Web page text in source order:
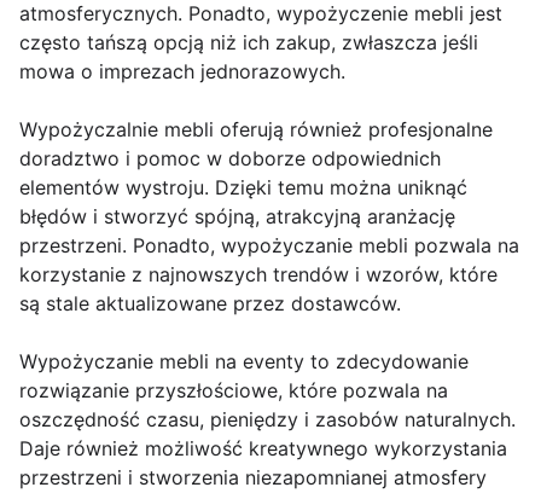
atmosferycznych. Ponadto, wypożyczenie mebli jest
często tańszą opcją niż ich zakup, zwłaszcza jeśli
mowa o imprezach jednorazowych.
Wypożyczalnie mebli oferują również profesjonalne
doradztwo i pomoc w doborze odpowiednich
elementów wystroju. Dzięki temu można uniknąć
błędów i stworzyć spójną, atrakcyjną aranżację
przestrzeni. Ponadto, wypożyczanie mebli pozwala na
korzystanie z najnowszych trendów i wzorów, które
są stale aktualizowane przez dostawców.
Wypożyczanie mebli na eventy to zdecydowanie
rozwiązanie przyszłościowe, które pozwala na
oszczędność czasu, pieniędzy i zasobów naturalnych.
Daje również możliwość kreatywnego wykorzystania
przestrzeni i stworzenia niezapomnianej atmosfery